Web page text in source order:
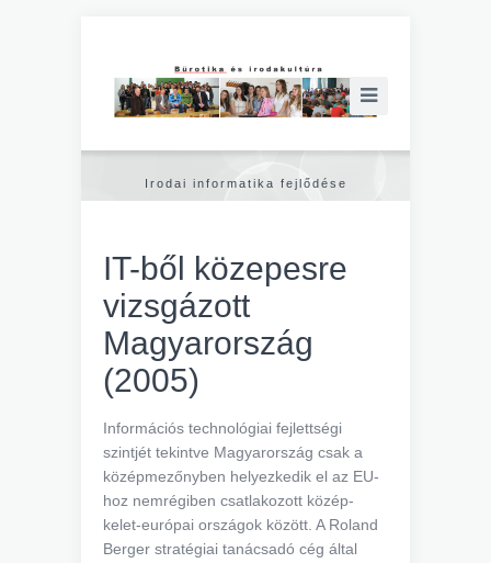
Irodai informatika fejlődése
IT-ből közepesre
vizsgázott
Magyarország
(2005)
Információs technológiai fejlettségi
szintjét tekintve Magyarország csak a
középmezőnyben helyezkedik el az EU-
hoz nemrégiben csatlakozott közép-
kelet-európai országok között. A Roland
Berger stratégiai tanácsadó cég által